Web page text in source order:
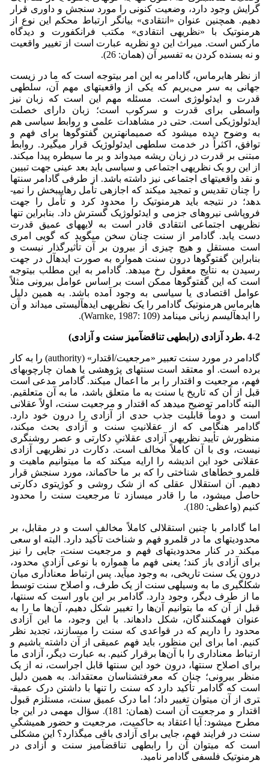
گرایش وجود دارد، وضعیت کنونی را مورد سنجش و داوری قرار
دهیم. همچنین عنوان «انتقادی» بیانگر ارتباط محکم این نوع از
هرمنوتیک با «نظریه­ی انتقادی» مکتب فرانکفورت و دیدگاه
مارکس است. میراث این دو نظریه عبارت است از تغییر واقعیت
و نه بسنده کردن به تفسیر آن (همان: 26).
از نظر هابرماس، گادامر به این امر بی­توجه است که ما در زیست
جهانی به سر می‌بریم که یکی از واقعیت­های مهم آن، سلطه­ی
قدرت و ایدئولوژی است. مسئله مهم این است که زبان نیز
واسطی برای قدرت و سرکوب است؛ زبان دارای خصلت
ایدئولوژیکی است. حتی در مشاهدات علمی و روابط سیاسی هم
به وضوح دیده می­شود که صمیمانه­ترین گفت­وگوها برای فهم و
توافق، اکثراً در خدمت سلطه­ی ایدئولوژیک قرار می­گیرد. روابط
مبتنی بر قدرت در زبان ریشه می­دواند و بر ما سیطره پیدا می­کند.
از این رو یک نظریه­ی اجتماعی و سیاسی باید بعد عینی جهت تبیین
و نقد واقعیت­های اجتماعی نیز داشته باشد. از طرفی گادامر سنت­ها
را چنان تقدیس و تمجید می­کند که اجازه­ی تأمل رهایی­بخش را نمی­
دهد؛ در نتیجه باید هرمنوتیک را محدود کرد و تأمل را جهت
فروپاشی نیروهای جزمی و ایدئولوژیک گسترش داد. بنابراین تنها
نظریه­ی اجتماعی انتقادی قادر است به لایه­های عمیق قدرت
دست یابد. گادامر از سنت چنان سخن می­گوید که گویی امری
است مستقل و هیچ چیزی از بیرون بر آن تأثیرگذار نیست و
بنابراین گفت­وگوها درون سنت همواره به صورت ایده­آل در جهت
رسیدن به نتایج معقول رخ می­دهد. گادامر به این مطلب بی­توجه
است که این گفت­وگوها ممکن است بر اساس عوامل بیرونی مثلاً
عوامل اقتصادی یا سیاسی به وجود آمده باشد. به همین دلیل
هابرماس هرمنوتیک گادامر را یک نظریه­ی ایده­آلیستی می­داند و آن
را ایده­آلیسم زبانی می­نامد (Warnke, 1987: 109).
4-2 .طرد آزادی (رابطه­ی تناقض­آمیز سنت و آزادی)
گادامر در مورد سنت تعبیر «مرجعیت/اقتدار» (authority) را به کار
برده است. او معتقد است سنت­های پژوهشی یا همان چارچوب­های
فهم، مرجعیت و اقتدار را بر ما اعمال می­کند. گادامر مدعی است
قبل از آن که تاریخ یا سنت به ما متعلق باشد، ما به آن متعلقیم.
البته گادامر توضیح می­دهد که اقتدار و مرجعیت سنت، اولاً عقلانی
است و دوماً قابلیت جذب حدی از آزادی را درون خود دارد.
گادامر هنگامی که از عقلانیتِ سنت و آزادی بحث می­کند،
منظورش تأیید نظریه­ی آزادی عقلانیِ دکارتی و عصر روشنگری
نیست، وی با آن کاملاً مخالف است. دکارت در نظریه­ی آزادی
عقلانی خود این اندیشه را ارایه می­کند که ما می­توانیم ماهیت و
قلمرو خطاهای شناختی را که بر ما حاکم­­اند، مورد سنجش قرار
دهیم. آن استقلال عقلی که از شک روشی و کوژیتوی دکارتی
حاصل می­شود، ما را قادر می­سازد تا مرجعیت سنت را محدود
کنیم (واعظی: 180).
اما گادامر با چنین استقلالی کاملاً مخالف است و در مقابل، بر
محدودیت­های ما در قلمرو فهم و شناخت تأکید دارد. البته او سعی
می­کند در کنار محدودیت­های فهم و مرجعیت سنت، جایی را نیز
برای آزادی باز کند؛ یعنی فهم ما همواره با نوعی آزادیِ محدود،
درون یک سنت تاریخی، به وجود می­آید. پس ارتباط معناداری میان
شکل­گیری ما به وسیله­ی سنت از یک طرف، و اصلاح سنت توسط
ما از طرف دیگر، وجود دارد. گادامر بر این باور است که سنت­ها،
قبل از آن که ما بتوانیم آن‌ها را تغییر شکل دهیم، آن‌ها ما را به
عنوان فهم­کنندگان، شکل داده­اند. با این وجود، ما این آزادی
محدود را داریم که در قواعدی که سنت را می­سازند، تجدید نظر
کنیم. اما برای این منظور، باید فهم عمیقی از آن داشته باشیم و
ارتباط معناداری را با آن‌ها برقرار کنیم. به عبارت دیگر، آزادی ما
برای اصلاح سنت­ها، درون خود این سنت­ها قابل اجراست، نه از یک
منظر بیرونی؛ چنان که معرفت­شناسان معتقداند. به همین دلیل
است که گادامر تأکید دارد که سنت را تنها با داشتن درک عمیق­
تری از آن می­توان تغییر داد؛ اما درک عمیق سنت، مستلزم قبول
اقتدار و مرجعیت آن است (همان: 181). سؤال مهمی در این جا
مطرح می­شود: آیا اعتقاد به حاکمیت، مرجعیت و حضور همیشگیِ
سنت در فرایند فهم، جایی برای آزادی باقی می­گذارد؟ این مشکلی
است که می­توان آن را رابطه­ی تناقض­آمیز سنت و آزادی در
هرمنوتیک فلسفی گادامر نامید.